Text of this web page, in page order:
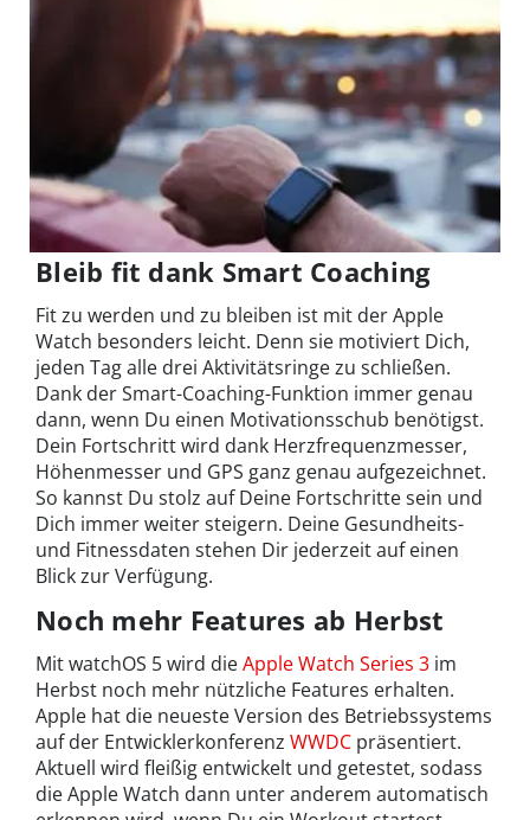
Bleib fit dank Smart Coaching
Fit zu werden und zu bleiben ist mit der Apple
Watch besonders leicht. Denn sie motiviert Dich,
jeden Tag alle drei Aktivitätsringe zu schließen.
Dank der Smart-Coaching-Funktion immer genau
dann, wenn Du einen Motivationsschub benötigst.
Dein Fortschritt wird dank Herzfrequenzmesser,
Höhenmesser und GPS ganz genau aufgezeichnet.
So kannst Du stolz auf Deine Fortschritte sein und
Dich immer weiter steigern. Deine Gesundheits-
und Fitnessdaten stehen Dir jederzeit auf einen
Blick zur Verfügung.
Noch mehr Features ab Herbst
Mit watchOS 5 wird dieApple Watch Series 3 im
Herbst noch mehr nützliche Features erhalten.
Apple hat die neueste Version des Betriebssystems
auf der Entwicklerkonferenz WWDC präsentiert.
Aktuell wird fleißig entwickelt und getestet, sodass
die Apple Watch dann unter anderem automatisch